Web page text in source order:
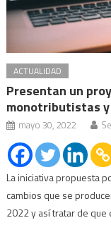
ACTUALIDAD
Presentan un
monotributistas
mayo 30, 2022
La iniciativa propuesta
cambios que se
2022 y así tratar de